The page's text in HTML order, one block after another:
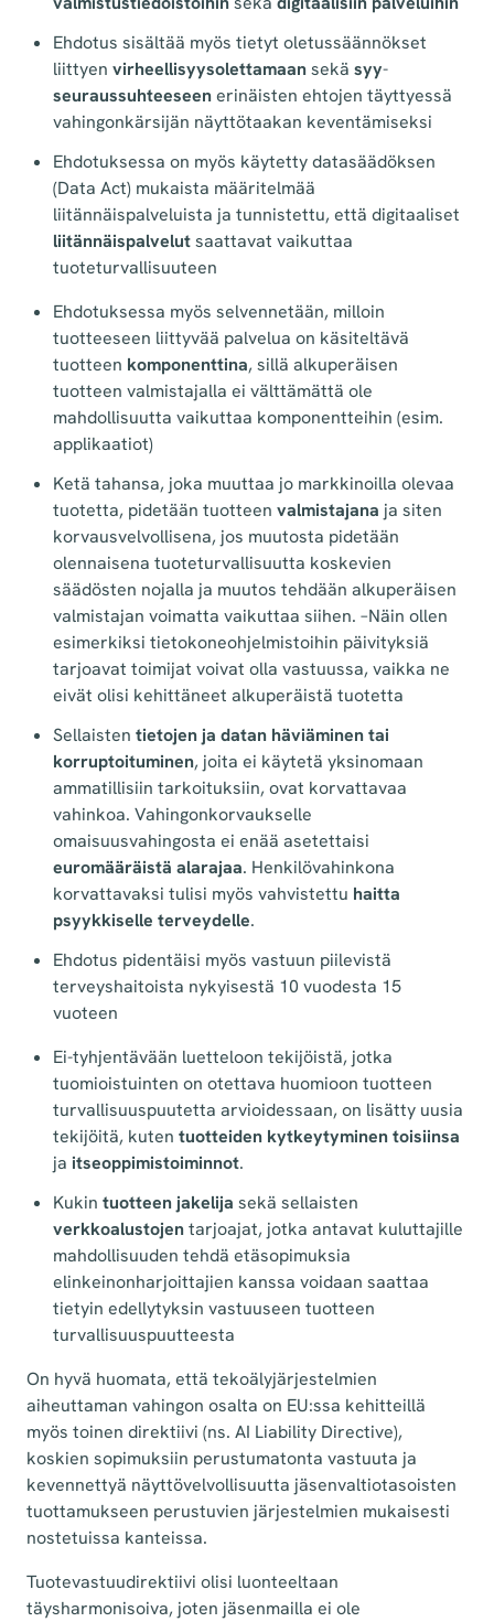
Ehdotus sisältää myös tietyt oletussäännökset
liittyen virheellisyysolettamaansekä syy-
seuraussuhteeseenerinäisten ehtojen täyttyessä
vahingonkärsijän näyttötaakan keventämiseksi
Ehdotuksessa on myös käytetty datasäädöksen
(Data Act) mukaista määritelmää
liitännäispalveluista ja tunnistettu, että digitaaliset
liitännäispalvelutsaattavat vaikuttaa
tuoteturvallisuuteen
Ehdotuksessa myös selvennetään, milloin
tuotteeseen liittyvää palvelua on käsiteltävä
tuotteen komponenttina, sillä alkuperäisen
tuotteen valmistajalla ei välttämättä ole
mahdollisuutta vaikuttaa komponentteihin (esim.
applikaatiot)
Ketä tahansa, joka muuttaa jo markkinoilla olevaa
tuotetta, pidetään tuotteen valmistajana ja siten
korvausvelvollisena, jos muutosta pidetään
olennaisena tuoteturvallisuutta koskevien
säädösten nojalla ja muutos tehdään alkuperäisen
valmistajan voimatta vaikuttaa siihen. –Näin ollen
esimerkiksi tietokoneohjelmistoihin päivityksiä
tarjoavat toimijat voivat olla vastuussa, vaikka ne
eivät olisi kehittäneet alkuperäistä tuotetta
Sellaisten tietojen ja datan häviäminen tai
korruptoituminen, joita ei käytetä yksinomaan
ammatillisiin tarkoituksiin, ovat korvattavaa
vahinkoa. Vahingonkorvaukselle
omaisuusvahingosta ei enää asetettaisi
euromääräistä alarajaa. Henkilövahinkona
korvattavaksi tulisi myös vahvistettu haitta
psyykkiselle terveydelle.
Ehdotus pidentäisi myös vastuun piilevistä
terveyshaitoista nykyisestä 10 vuodesta 15
vuoteen
Ei-tyhjentävään luetteloon tekijöistä, jotka
tuomioistuinten on otettava huomioon tuotteen
turvallisuuspuutetta arvioidessaan, on lisätty uusia
tekijöitä, kuten tuotteiden kytkeytyminen toisiinsa
ja itseoppimistoiminnot.
Kukin tuotteen jakelija sekä sellaisten
verkkoalustojentarjoajat, jotka antavat kuluttajille
mahdollisuuden tehdä etäsopimuksia
elinkeinonharjoittajien kanssa voidaan saattaa
tietyin edellytyksin vastuuseen tuotteen
turvallisuuspuutteesta
On hyvä huomata, että tekoälyjärjestelmien
aiheuttaman vahingon osalta on EU:ssa kehitteillä
myös toinen direktiivi (ns. AI Liability Directive),
koskien sopimuksiin perustumatonta vastuuta ja
kevennettyä näyttövelvollisuutta jäsenvaltiotasoisten
tuottamukseen perustuvien järjestelmien mukaisesti
nostetuissa kanteissa.
Tuotevastuudirektiivi olisi luonteeltaan
täysharmonisoiva, joten jäsenmailla ei ole